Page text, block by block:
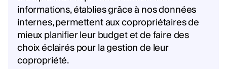
informations, établies grâce à nos données
internes, permettent aux copropriétaires de
mieux planifier leur budget et de faire des
choix éclairés pour la gestion de leur
copropriété.